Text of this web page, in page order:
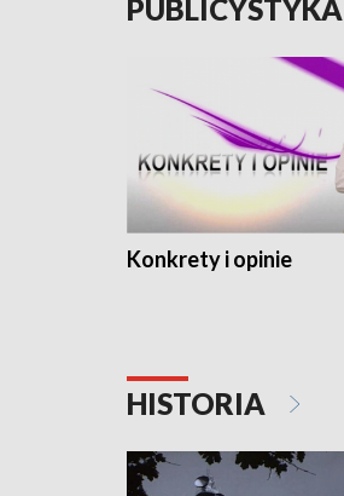
PUBLICYSTYKA
Konkrety i opinie
HISTORIA